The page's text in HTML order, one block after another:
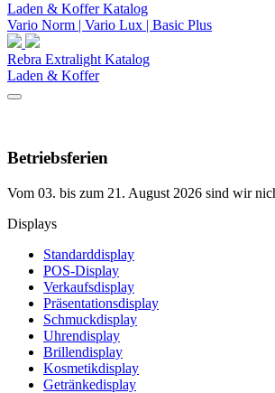
Laden & Koffer Katalog
Vario Norm | Vario Lux | Basic Plus
Rebra Extralight Katalog
Laden & Koffer
Betriebsferien
Vom 03. bis zum 21. August 2026 sind wir
Displays
Standarddisplay
POS-Display
Verkaufsdisplay
Präsentationsdisplay
Schmuckdisplay
Uhrendisplay
Brillendisplay
Kosmetikdisplay
Getränkedisplay